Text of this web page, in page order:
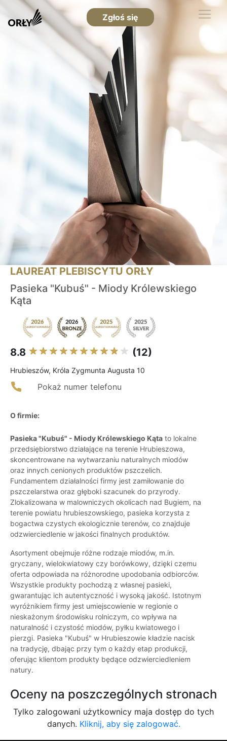
Zgłoś się
LAUREAT PLEBISCYTU ORŁY
Pasieka "Kubuś" - Miody Królewskiego
Kąta
8.8 (12)
Hrubieszów, Króla Zygmunta Augusta 10
Pokaż numer telefonu
O firmie:
Pasieka "Kubuś" - Miody Królewskiego Kąta to lokalne
przedsiębiorstwo działające na terenie Hrubieszowa,
skoncentrowane na wytwarzaniu naturalnych miodów
oraz innych cenionych produktów pszczelich.
Fundamentem działalności firmy jest zamiłowanie do
pszczelarstwa oraz głęboki szacunek do przyrody.
Zlokalizowana w malowniczych okolicach nad Bugiem, na
terenie powiatu hrubieszowskiego, pasieka korzysta z
bogactwa czystych ekologicznie terenów, co znajduje
odzwierciedlenie w jakości finalnych produktów.
Asortyment obejmuje różne rodzaje miodów, m.in.
gryczany, wielokwiatowy czy borówkowy, dzięki czemu
oferta odpowiada na różnorodne upodobania odbiorców.
Wszystkie produkty pochodzą z własnej pasieki,
gwarantując ich autentyczność i wysoką jakość. Istotnym
wyróżnikiem firmy jest umiejscowienie w regionie o
nieskażonym środowisku rolniczym, co wpływa na
naturalność i czystość miodów, pyłku kwiatowego i
pierzgi. Pasieka "Kubuś" w Hrubieszowie kładzie nacisk
na tradycję, dbając przy tym o każdy etap produkcji,
oferując klientom produkty będące odzwierciedleniem
natury.
Oceny na poszczególnych stronach
Tylko zalogowani użytkownicy maja dostęp do tych
danych. Kliknij, aby się zalogować.